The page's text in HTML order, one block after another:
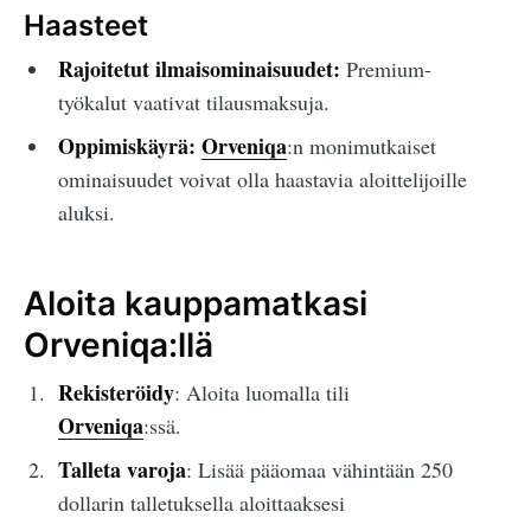
Haasteet
Rajoitetut ilmaisominaisuudet: Premium-
työkalut vaativat tilausmaksuja.
Oppimiskäyrä: Orveniqa:n monimutkaiset
ominaisuudet voivat olla haastavia aloittelijoille
aluksi.
Aloita kauppamatkasi
Orveniqa:llä
Rekisteröidy: Aloita luomalla tili
Orveniqa:ssä.
Talleta varoja: Lisää pääomaa vähintään 250
dollarin talletuksella aloittaaksesi